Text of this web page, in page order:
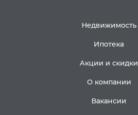
Недвижимость
Ипотека
Акции и скидки
О компании
Вакансии